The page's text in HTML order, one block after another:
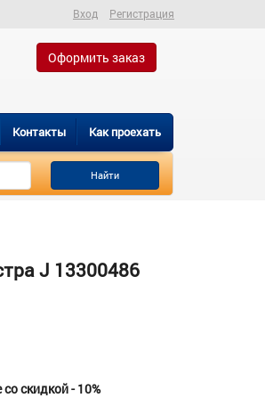
Вход Регистрация
Оформить заказ
Контакты Как проехать
Найти
J 13300486
скидкой - 10%